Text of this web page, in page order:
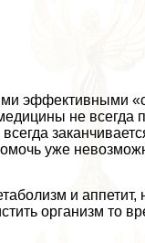
эффективными
не всегда
уже
и аппетит,
организм то